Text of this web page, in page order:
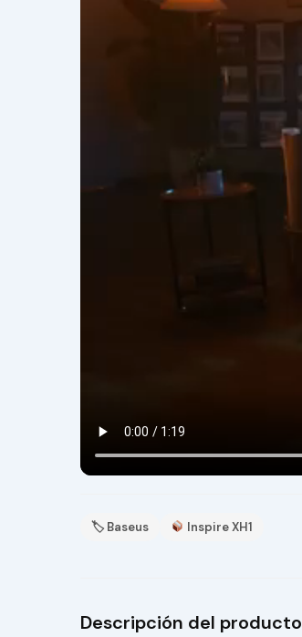
🏷 Baseus Inspire XH1
Descripción del producto